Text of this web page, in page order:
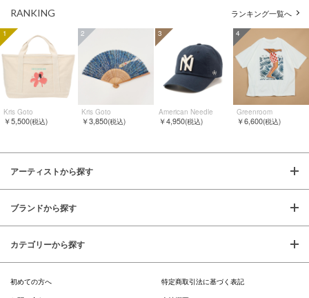
RANKING ランキング一覧へ
1
Kris Goto
￥5,500(税込)
2
Kris Goto
￥3,850(税込)
3
American Needle
￥4,950(税込)
4
Greenroom
￥6,600(税込)
アーティストから探す
ブランドから探す
カテゴリーから探す
初めての方へ
特定商取引法に基づく表記